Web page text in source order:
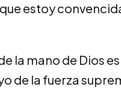
estoy
la mano de Dios
de la fuerza